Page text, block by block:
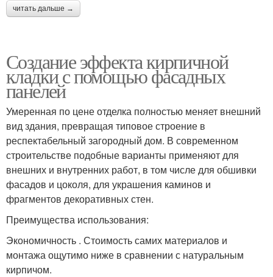
читать дальше →
Создание эффекта кирпичной
кладки с помощью фасадных
панелей
Умеренная по цене отделка полностью меняет внешний
вид здания, превращая типовое строение в
респектабельный загородный дом. В современном
строительстве подобные варианты применяют для
внешних и внутренних работ, в том числе для обшивки
фасадов и цоколя, для украшения каминов и
фрагментов декоративных стен.
Преимущества использования:
Экономичность . Стоимость самих материалов и
монтажа ощутимо ниже в сравнении с натуральным
кирпичом.